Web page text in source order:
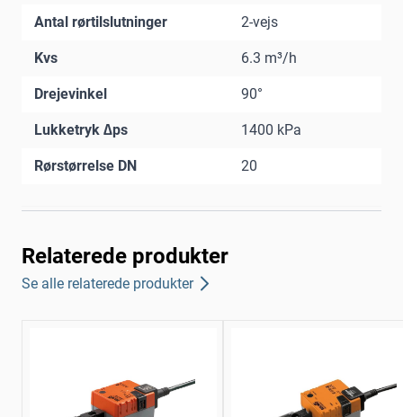
Antal rørtilslutninger 2-vejs
Kvs 6.3 m³/h
Drejevinkel 90°
Lukketryk ∆ps 1400 kPa
Rørstørrelse DN 20
Relaterede produkter
Se alle relaterede produkter